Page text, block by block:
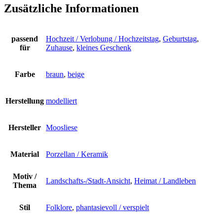
Zusätzliche Informationen
passend
für
Hochzeit / Verlobung / Hochzeitstag, Geburtstag,
Zuhause, kleines Geschenk
Farbe braun, beige
Herstellung modelliert
Hersteller Moosliese
Material Porzellan / Keramik
Motiv /
Thema
Landschafts-/Stadt-Ansicht, Heimat / Landleben
Stil Folklore, phantasievoll / verspielt